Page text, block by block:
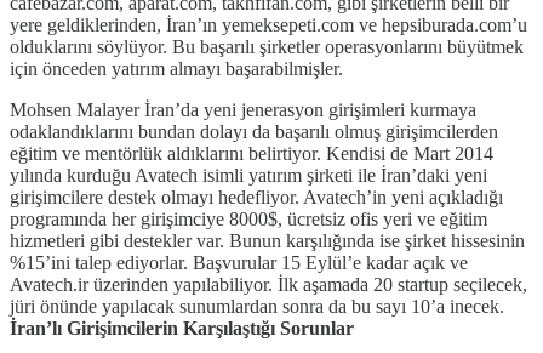
yere geldiklerinden, İran’ın yemeksepeti.com ve hepsiburada.com’u
olduklarını söylüyor. Bu başarılı şirketler operasyonlarını büyütmek
için önceden yatırım almayı başarabilmişler.
Mohsen Malayer İran’da yeni jenerasyon girişimleri kurmaya
odaklandıklarını bundan dolayı da başarılı olmuş girişimcilerden
eğitim ve mentörlük aldıklarını belirtiyor. Kendisi de Mart 2014
yılında kurduğu Avatech isimli yatırım şirketi ile İran’daki yeni
girişimcilere destek olmayı hedefliyor. Avatech’in yeni açıkladığı
programında her girişimciye 8000$, ücretsiz ofis yeri ve eğitim
hizmetleri gibi destekler var. Bunun karşılığında ise şirket hissesinin
%15’ini talep ediyorlar. Başvurular 15 Eylül’e kadar açık ve
Avatech.ir üzerinden yapılabiliyor. İlk aşamada 20 startup seçilecek,
jüri önünde yapılacak sunumlardan sonra da bu sayı 10’a inecek.
İran’lı Girişimcilerin Karşılaştığı Sorunlar